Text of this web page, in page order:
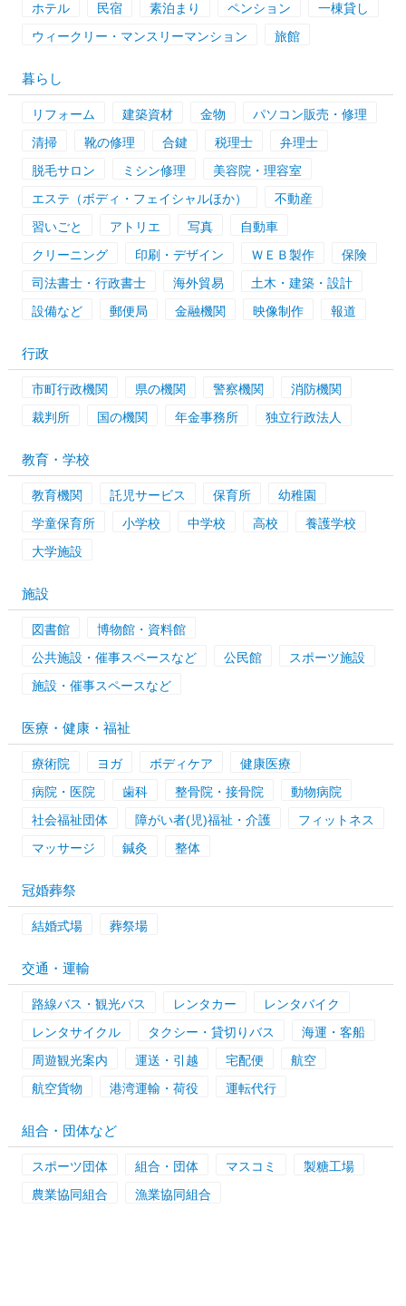
ホテル 民宿 素泊まり ペンション
一棟貸し
ウィークリー・マンスリーマンション
旅館
暮らし
リフォーム 建築資材 金物
パソコン販売・修理
清掃
靴の修理 合鍵 税理士
弁理士
脱毛サロン
ミシン修理
美容院・理容室
エステ（ボディ・フェイシャルほか）
不動産
習いごと
アトリエ 写真
自動車
クリーニング
印刷・デザイン ＷＥＢ製作
保険
司法書士・行政書士
海外貿易
土木・建築・設計
設備など
郵便局 金融機関 映像制作 報道
行政
市町行政機関 県の機関 警察機関
消防機関
裁判所
国の機関 年金事務所 独立行政法人
教育・学校
教育機関 託児サービス 保育所
幼稚園
学童保育所
小学校 中学校 高校
養護学校
大学施設
施設
図書館
博物館・資料館
公共施設・催事スペースなど
公民館
スポーツ施設
施設・催事スペースなど
医療・健康・福祉
療術院 ヨガ ボディケア
健康医療
病院・医院
歯科 整骨院・接骨院
動物病院
社会福祉団体
障がい者(児)福祉・介護
フィットネス
マッサージ
鍼灸 整体
冠婚葬祭
結婚式場 葬祭場
交通・運輸
路線バス・観光バス レンタカー
レンタバイク
レンタサイクル
タクシー・貸切りバス
海運・客船
周遊観光案内
運送・引越 宅配便
航空
航空貨物
港湾運輸・荷役 運転代行
組合・団体など
スポーツ団体 組合・団体 マスコミ
製糖工場
農業協同組合
漁業協同組合